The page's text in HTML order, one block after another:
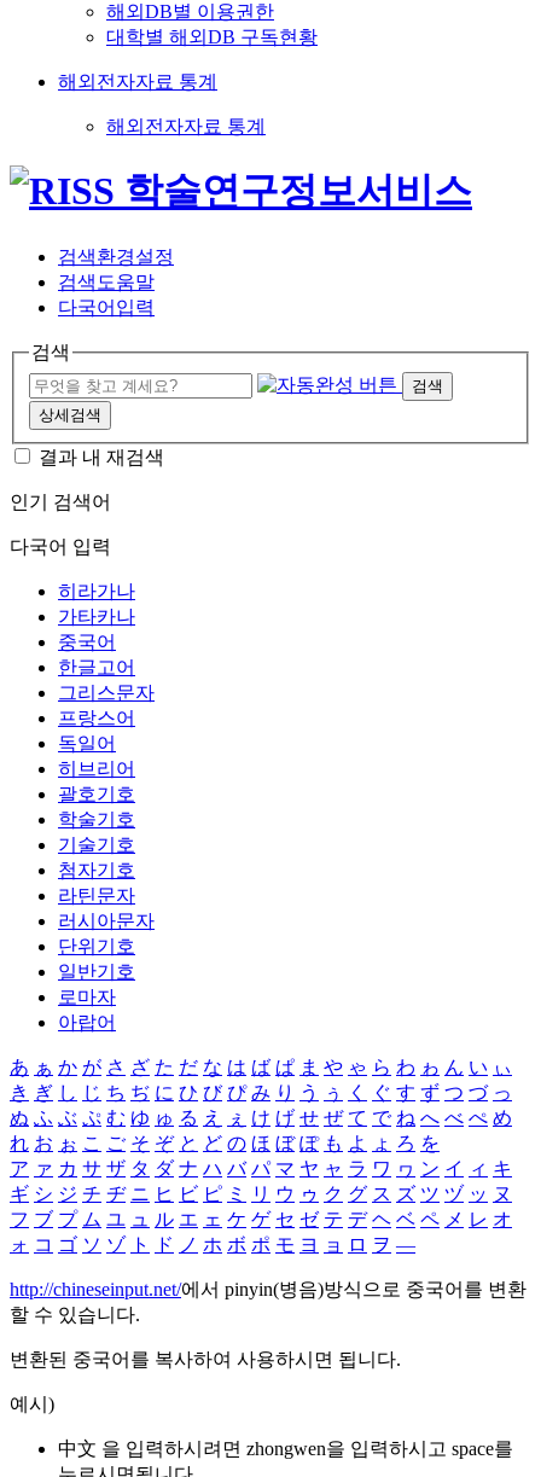
해외DB별 이용권한
대학별 해외DB 구독현황
해외전자자료 통계
해외전자자료 통계
검색환경설정
검색도움말
다국어입력
검색
검색
상세검색
결과 내 재검색
인기 검색어
다국어 입력
히라가나
가타카나
중국어
한글고어
그리스문자
프랑스어
독일어
히브리어
괄호기호
학술기호
기술기호
첨자기호
라틴문자
러시아문자
단위기호
일반기호
로마자
아랍어
あ ぁ か が さ ざ た だ な は ば ぱ ま や ゃ ら わ ゎ ん い ぃ
き ぎ し じ ち ぢ に ひ び ぴ み り う ぅ く ぐ す ず つ づ っ
ぬ ふ ぶ ぷ む ゆ ゅ る え ぇ け げ せ ぜ て で ね へ べ ぺ め
れ お ぉ こ ご そ ぞ と ど の ほ ぼ ぽ も よ ょ ろ を
ア ァ カ サ ザ タ ダ ナ ハ バ パ マ ヤ ャ ラ ワ ヮ ン イ ィ キ
ギ シ ジ チ ヂ ニ ヒ ビ ピ ミ リ ウ ゥ ク グ ス ズ ツ ヅ ッ ヌ
フ ブ プ ム ユ ュ ル エ ェ ケ ゲ セ ゼ テ デ ヘ ベ ペ メ レ オ
ォ コ ゴ ソ ゾ ト ド ノ ホ ボ ポ モ ヨ ョ ロ ヲ ―
http://chineseinput.net/에서 pinyin(병음)방식으로 중국어를 변환
할 수 있습니다.
변환된 중국어를 복사하여 사용하시면 됩니다.
예시)
中文 을 입력하시려면 zhongwen을 입력하시고 space를